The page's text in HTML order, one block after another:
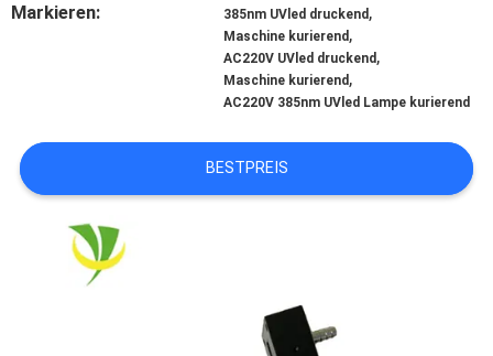
SIE
EIN
ZITAT
Markieren: 385nm UVled druckend ,
Maschine kurierend ,
AC220V UVled druckend ,
Maschine kurierend ,
AC220V 385nm UVled Lampe kurierend
BESTPREIS